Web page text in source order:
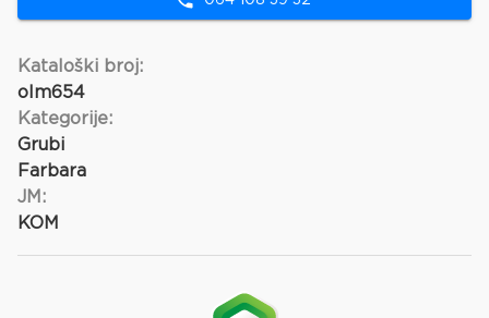
Kataloški broj:
olm654
Kategorije:
Grubi
Farbara
JM:
KOM